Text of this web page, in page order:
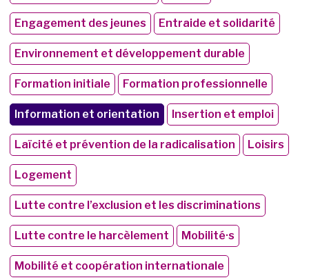
Engagement des jeunes Entraide et solidarité
Environnement et développement durable
Formation initiale Formation professionnelle
Information et orientation Insertion et emploi
Laïcité et prévention de la radicalisation Loisirs
Logement
Lutte contre l’exclusion et les discriminations
Lutte contre le harcèlement Mobilité·s
Mobilité et coopération internationale